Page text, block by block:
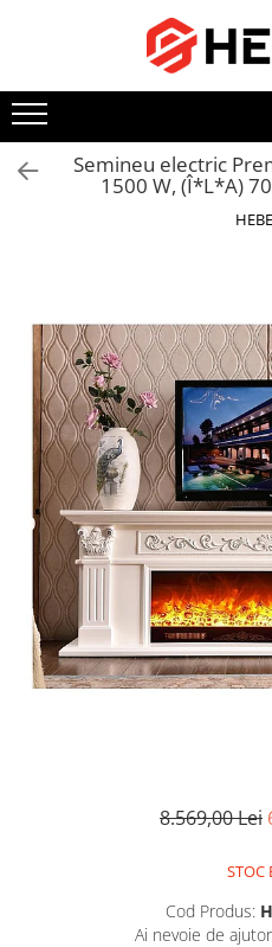
Toate Produsele
Mixere cu bol
Aer conditionat
Friteuze cu aer cald
Pompe apa de suprafata
Motopompe
Hidrofoare
Hidrofor cu pompa
Pompe de stropit
Pompe de stropit electrice
Pompe de stropit manuale
Atomizoare
Mori electrice
Mori electrice cereale
Accesorii mori electrice
Aparate de sudura
Semineu electric
1500 W, (Î*L*A)
8.569,00 Lei
STOC
Cod Produs:
Ai nevoie de